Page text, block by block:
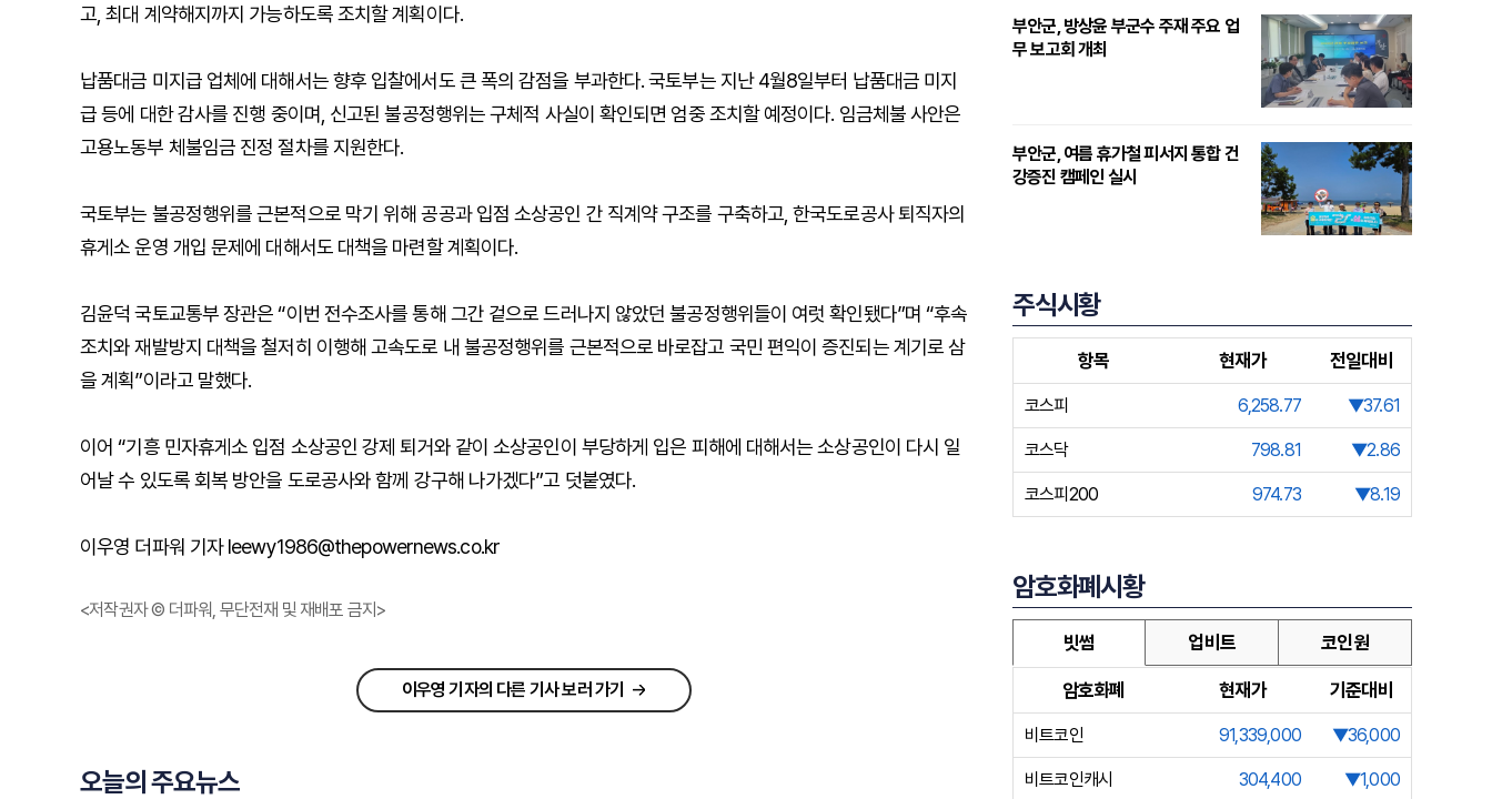
고, 최대 계약해지까지 가능하도록 조치할 계획이다.
납품대금 미지급 업체에 대해서는 향후 입찰에서도 큰 폭의 감점을 부과한다. 국토부는 지난 4월8일부터 납품대금 미지
급 등에 대한 감사를 진행 중이며, 신고된 불공정행위는 구체적 사실이 확인되면 엄중 조치할 예정이다. 임금체불 사안은
고용노동부 체불임금 진정 절차를 지원한다.
국토부는 불공정행위를 근본적으로 막기 위해 공공과 입점 소상공인 간 직계약 구조를 구축하고, 한국도로공사 퇴직자의
휴게소 운영 개입 문제에 대해서도 대책을 마련할 계획이다.
김윤덕 국토교통부 장관은 “이번 전수조사를 통해 그간 겉으로 드러나지 않았던 불공정행위들이 여럿 확인됐다”며 “후속
조치와 재발방지 대책을 철저히 이행해 고속도로 내 불공정행위를 근본적으로 바로잡고 국민 편익이 증진되는 계기로 삼
을 계획”이라고 말했다.
이어 “기흥 민자휴게소 입점 소상공인 강제 퇴거와 같이 소상공인이 부당하게 입은 피해에 대해서는 소상공인이 다시 일
어날 수 있도록 회복 방안을 도로공사와 함께 강구해 나가겠다”고 덧붙였다.
이우영 더파워 기자 leewy1986@thepowernews.co.kr
<저작권자 © 더파워, 무단전재 및 재배포 금지>
이우영 기자의 다른 기사 보러 가기
오늘의 주요뉴스
부안군, 방상윤 부군수 주재 주요 업
무 보고회 개최
부안군, 여름 휴가철 피서지 통합 건
강증진 캠페인 실시
주식시황
항목 현재가 전일대비
코스피 6,258.77 ▼37.61
코스닥 798.81 ▼2.86
코스피200 974.73 ▼8.19
암호화폐시황
빗썸 업비트 코인원
암호화폐 현재가 기준대비
비트코인 91,339,000 ▼36,000
비트코인캐시 304,400 ▼1,000